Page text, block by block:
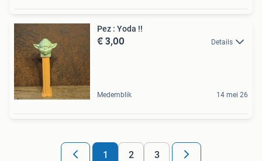
Pez : Yoda !!
€ 3,00 Details
Medemblik 14 mei 26
1 2 3